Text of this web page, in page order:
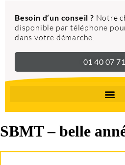
Besoin d’un conseil ? Notre
disponible par téléphone
dans votre démarche.
01 40 07
SBMT – belle